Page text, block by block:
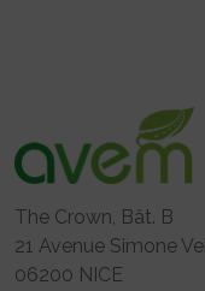
The Crown, Bât. B
21 Avenue Simone
06200 NICE